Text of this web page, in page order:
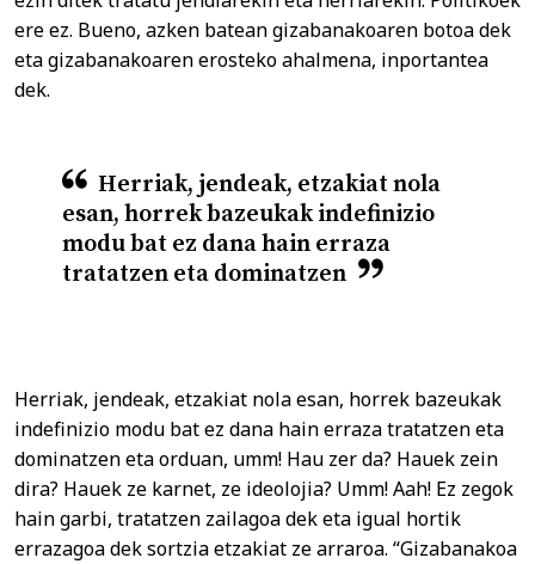
ere ez. Bueno, azken batean gizabanakoaren botoa dek
eta gizabanakoaren erosteko ahalmena, inportantea
dek.
Herriak, jendeak, etzakiat nola
esan, horrek bazeukak indefinizio
modu bat ez dana hain erraza
tratatzen eta dominatzen
Herriak, jendeak, etzakiat nola esan, horrek bazeukak
indefinizio modu bat ez dana hain erraza tratatzen eta
dominatzen eta orduan, umm! Hau zer da? Hauek zein
dira? Hauek ze karnet, ze ideolojia? Umm! Aah! Ez zegok
hain garbi, tratatzen zailagoa dek eta igual hortik
errazagoa dek sortzia etzakiat ze arraroa. “Gizabanakoa